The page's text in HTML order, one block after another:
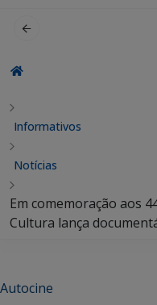
Informativos
Notícias
Em comemoração aos
Cultura lança
Autocine